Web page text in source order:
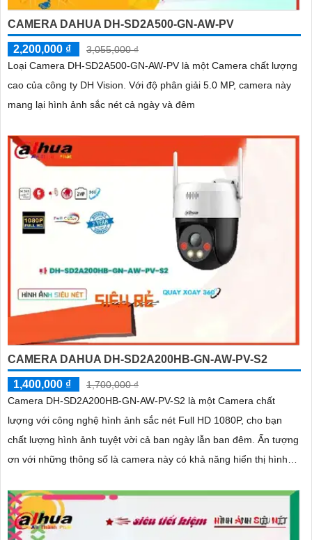
CAMERA DAHUA DH-SD2A500-GN-AW-PV
2,200,000 ₫
3,055,000 ₫
Loại Camera DH-SD2A500-GN-AW-PV là một Camera chất lượng
cao của công ty DH Vision. Với độ phân giải 5.0 MP, camera này
mang lại hình ảnh sắc nét cả ngày và đêm
CAMERA DAHUA DH-SD2A200HB-GN-AW-PV-S2
1,400,000 ₫
1,700,000 ₫
Camera DH-SD2A200HB-GN-AW-PV-S2 là một Camera chất
lượng với công nghệ hình ảnh sắc nét Full HD 1080P, cho bạn
chất lượng hình ảnh tuyệt vời cả ban ngày lẫn ban đêm. Ấn tượng
ơn với những thông số là camera này có khả năng hiển thị hình